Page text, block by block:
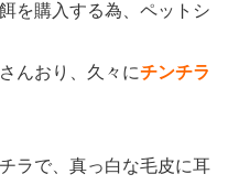
を購入する為、ペットシ
んおり、久々にチンチラ
ラで、真っ白な毛皮に耳